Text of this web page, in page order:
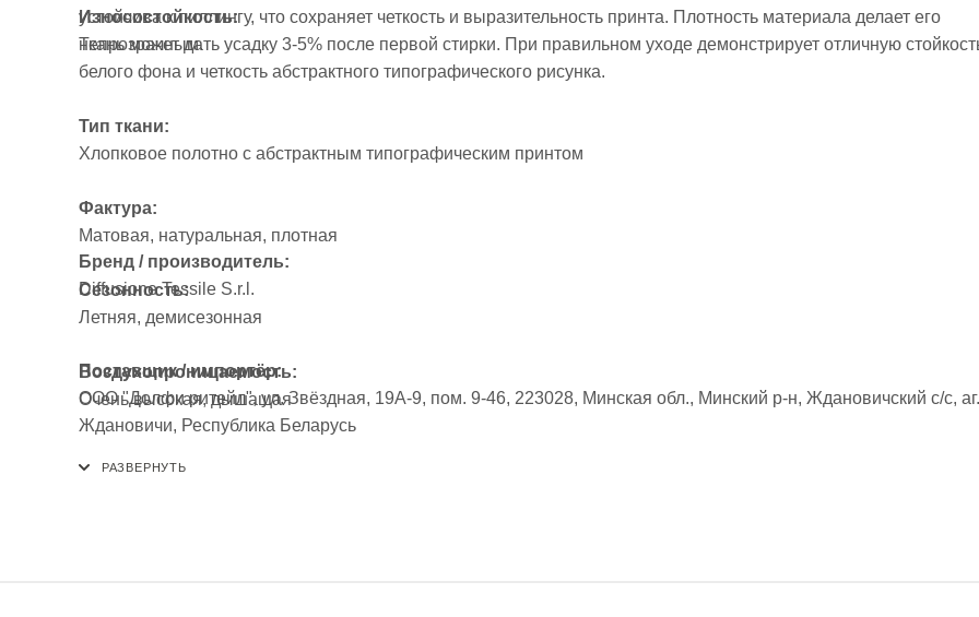
устойчива к пиллингу, что сохраняет четкость и выразительность принта. Плотность материала делает его
непрозрачным.
Износостойкость:
Ткань может дать усадку 3-5% после первой стирки. При правильном уходе демонстрирует отличную
белого фона и четкость абстрактного типографического рисунка.
Тип ткани:
Хлопковое полотно с абстрактным типографическим принтом
Фактура:
Матовая, натуральная, плотная
Сезонность:
Летняя, демисезонная
Воздухопроницаемость:
Очень высокая, дышащая
Бренд / производитель:
Diffusione Tessile S.r.l.
Поставщик / импортёр:
ООО "Долфи ритейл", ул. Звёздная, 19А-9, пом. 9-46, 223028, Минская обл., Минский р-н, Ждановичский с/с, аг.
Ждановичи, Республика Беларусь